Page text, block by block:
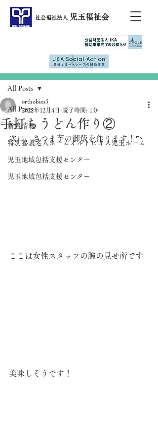
社会福祉法人 児玉福祉会
All Posts
新着情報
特別養護老人ホームオルトビオス児玉ホーム
児玉地域包括支援センター
児玉地域包括支援センター
All Posts
手打ちうどん作り②
orthobios5
2022年12月4日 読了時間: 1分
次に、さつま芋の御飯を作ります！🍠
ここは女性スタッフの腕の見せ所です
美味しそうです！